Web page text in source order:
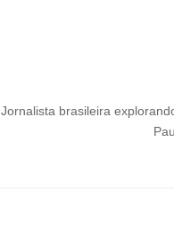
Jornalista brasileira